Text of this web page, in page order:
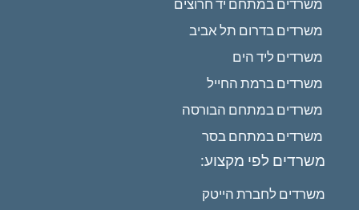
משרדים בדרום תל אביב
משרדים ליד הים
משרדים ברמת החייל
משרדים במתחם הבורסה
משרדים במתחם בסר
משרדים לפי מקצוע:
משרדים לחברת הייטק